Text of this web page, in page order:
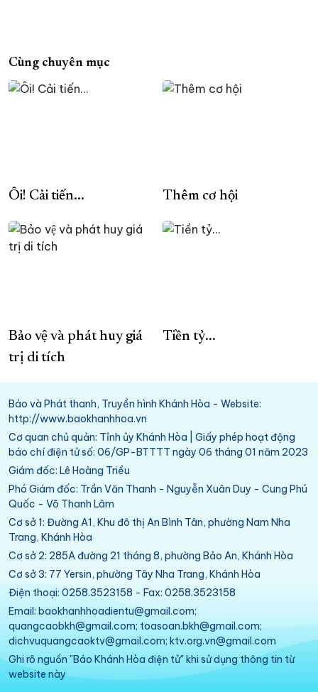
Cùng chuyên mục
Ôi! Cải tiến... Thêm cơ hội
Bảo vệ và phát huy giá
trị di tích
Tiền tỷ...
Báo và Phát thanh, Truyền hình Khánh Hòa - Website:
http://www.baokhanhhoa.vn
Cơ quan chủ quản: Tỉnh ủy Khánh Hòa | Giấy phép hoạt động
báo chí điện tử số: 06/GP-BTTTT ngày 06 tháng 01 năm 2023
Giám đốc: Lê Hoàng Triều
Phó Giám đốc: Trần Văn Thanh - Nguyễn Xuân Duy - Cung Phú
Quốc - Võ Thanh Lâm
Cơ sở 1: Đường A1, Khu đô thị An Bình Tân, phường Nam Nha
Trang, Khánh Hòa
Cơ sở 2: 285A đường 21 tháng 8, phường Bảo An, Khánh Hòa
Cơ sở 3: 77 Yersin, phường Tây Nha Trang, Khánh Hòa
Điện thoại: 0258.3523158 - Fax: 0258.3523158
Email: baokhanhhoadientu@gmail.com;
quangcaobkh@gmail.com; toasoan.bkh@gmail.com;
dichvuquangcaoktv@gmail.com; ktv.org.vn@gmail.com
Ghi rõ nguồn "Báo Khánh Hòa điện tử" khi sử dụng thông tin từ
website này